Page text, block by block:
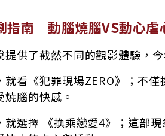
指南 動腦燒腦VS動心虐
提供了截然不同的觀影體驗，
就看《犯罪現場ZERO》；不
腦的快感。
就選擇 《換乘戀愛4》；這部